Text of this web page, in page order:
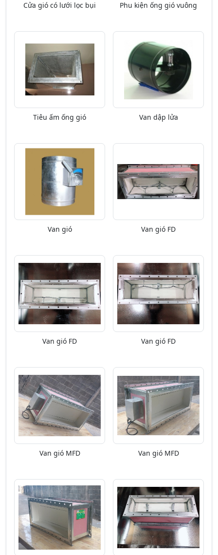
Cửa gió có lưới lọc bụi Phu kiện ống gió vuông
Tiêu ấm ống gió Van dập lửa
Van gió Van gió FD
Van gió FD Van gió FD
Van gió MFD Van gió MFD